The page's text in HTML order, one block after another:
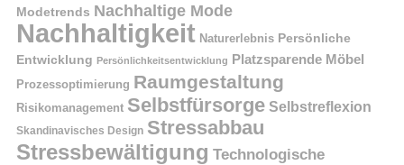
Modetrends Nachhaltige Mode
Nachhaltigkeit Naturerlebnis Persönliche
Entwicklung Persönlichkeitsentwicklung Platzsparende Möbel
Prozessoptimierung Raumgestaltung
Risikomanagement Selbstfürsorge Selbstreflexion
Skandinavisches Design Stressabbau
Stressbewältigung Technologische